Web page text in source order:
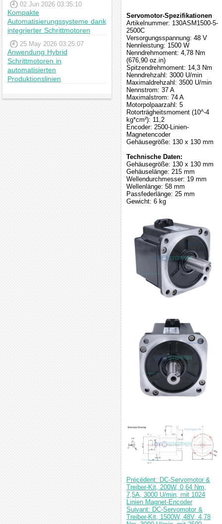
02 Jun 2026 03:35:10
Kompakte
Automatisierungssysteme dank
integrierter Schrittmotoren
25 May 2026 03:25:07
Anwendung Hybrid
Schrittmotoren in
automatisierten
Produktionslinien
Servomotor-Spezifikationen
Artikelnummer: 130ASM1500-5-
2500C
Versorgungsspannung: 48 V
Nennleistung: 1500 W
Nenndrehmoment: 4,78 Nm
(676,90 oz.in)
Spitzendrehmoment: 14,3 Nm
Nenndrehzahl: 3000 U/min
Maximaldrehzahl: 3500 U/min
Nennstrom: 37 A
Maximalstrom: 74 A
Motorpolpaarzahl: 5
Rotorträgheitsmoment (10^-4
kg*cm²): 11,2
Encoder: 2500-Linien-
Magnetencoder
Gehäusegröße: 130 x 130 mm
Technische Daten:
Gehäusegröße: 130 x 130 mm
Gehäuselänge: 215 mm
Wellendurchmesser: 19 mm
Wellenlänge: 58 mm
Passfederlänge: 25 mm
Gewicht: 6 kg
Précédent: DC-Servomotor &
Treiber-Kit, 200W, 0,64 Nm,
7,5A, 3000 U/min, mit 1024
Linien Magnet-Encoder
Suivant: DC-Servomotor &
Treiber-Kit, 1500W, 48V, 4,78